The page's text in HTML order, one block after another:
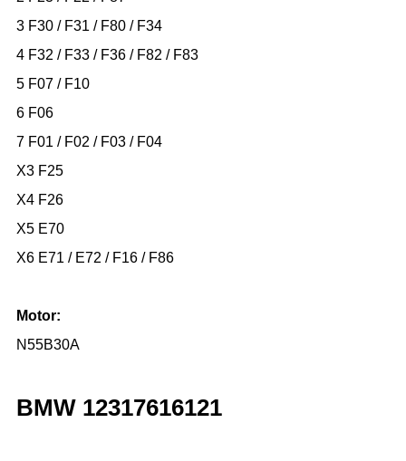
3 F30 / F31 / F80 / F34
4 F32 / F33 / F36 / F82 / F83
5 F07 / F10
6 F06
7 F01 / F02 / F03 / F04
X3 F25
X4 F26
X5 E70
X6 E71 / E72 / F16 / F86
Motor:
N55B30A
BMW 12317616121